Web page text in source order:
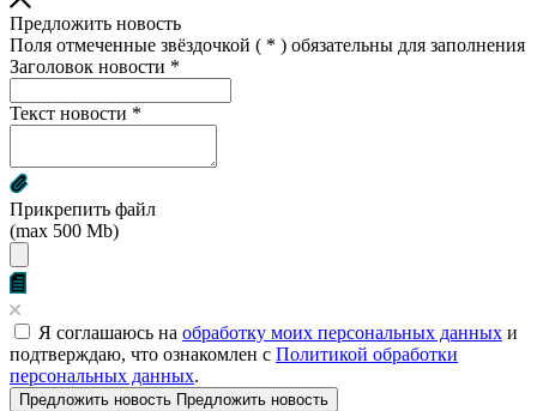
Предложить новость
Поля отмеченные звёздочкой ( * ) обязательны для заполнения
Заголовок новости *
Текст новости *
Прикрепить файл
(max 500 Mb)
Я соглашаюсь на обработку моих персональных данных и
подтверждаю, что ознакомлен с Политикой обработки
персональных данных.
Предложить новость Предложить новость